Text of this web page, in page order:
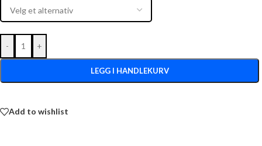
- +
LEGG I HANDLEKURV
Add to wishlist